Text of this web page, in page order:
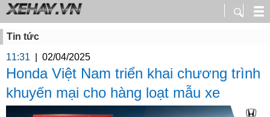
Tin tức
11:31
02/04/2025
Honda Việt Nam triển khai chương trình
khuyến mại cho hàng loạt mẫu xe